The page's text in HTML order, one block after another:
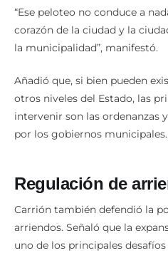
“Ese peloteo no conduce a
corazón de la ciudad y la
la municipalidad”, manifestó.
Añadió que, si bien pueden
otros niveles del Estado, las
intervenir son las ordenanzas
por los gobiernos municipales.
Regulación de
Carrión también defendió la
arriendos. Señaló que la
uno de los principales